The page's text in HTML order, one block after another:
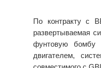
По контракту с
развертываемая
фунтовую бомбу
двигателем,